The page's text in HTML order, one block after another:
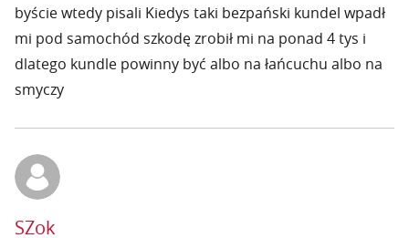
byście wtedy pisali Kiedys taki bezpański kundel wpadł
mi pod samochód szkodę zrobił mi na ponad 4 tys i
dlatego kundle powinny być albo na łańcuchu albo na
smyczy
SZok